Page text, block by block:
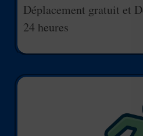
Déplacement gratuit et
24 heures